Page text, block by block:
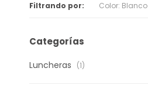
Filtrando por: Color: Blanco
Categorías
Luncheras (1)